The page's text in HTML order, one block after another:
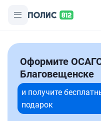
Оформите
Благовещенске
и получите
подарок